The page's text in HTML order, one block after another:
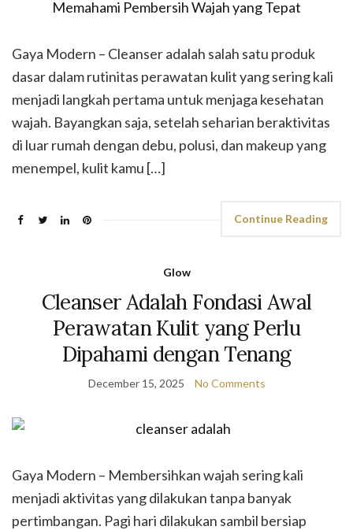
Gaya Modern – Cleanser adalah salah satu produk
dasar dalam rutinitas perawatan kulit yang sering kali
menjadi langkah pertama untuk menjaga kesehatan
wajah. Bayangkan saja, setelah seharian beraktivitas
di luar rumah dengan debu, polusi, dan makeup yang
menempel, kulit kamu […]
Continue Reading
Glow
Cleanser Adalah Fondasi Awal
Perawatan Kulit yang Perlu
Dipahami dengan Tenang
December 15, 2025 No Comments
Gaya Modern – Membersihkan wajah sering kali
menjadi aktivitas yang dilakukan tanpa banyak
pertimbangan. Pagi hari dilakukan sambil bersiap